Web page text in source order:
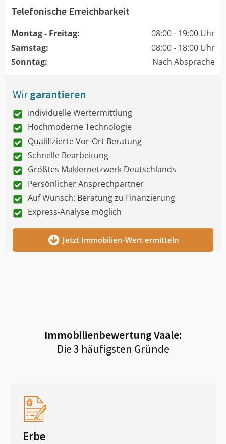
Telefonische Erreichbarkeit
Montag - Freitag:
08:00 - 19:00 Uhr
Samstag:
08:00 - 18:00 Uhr
Sonntag:
Nach Absprache
Wirgarantieren
Individuelle Wertermittlung
Hochmoderne Technologie
Qualifizierte Vor-Ort Beratung
Schnelle Bearbeitung
Größtes Maklernetzwerk Deutschlands
Persönlicher Ansprechpartner
Auf Wunsch: Beratung zu Finanzierung
Express-Analyse möglich
Jetzt Immobilien-Wert ermitteln
ImmobilienbewertungVaale:
Die 3 häufigsten Gründe
Erbe